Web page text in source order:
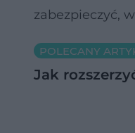
zabezpieczyć,
POLECANY
Jak